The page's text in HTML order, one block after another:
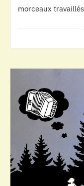
morceaux